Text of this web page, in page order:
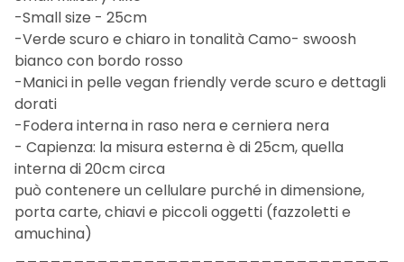
-Small size - 25cm
-Verde scuro e chiaro in tonalità Camo- swoosh
bianco con bordo rosso
-Manici in pelle vegan friendly verde scuro e dettagli
dorati
-Fodera interna in raso nera e cerniera nera
- Capienza: la misura esterna è di 25cm, quella
interna di 20cm circa
può contenere un cellulare purché in dimensione,
porta carte, chiavi e piccoli oggetti (fazzoletti e
amuchina)